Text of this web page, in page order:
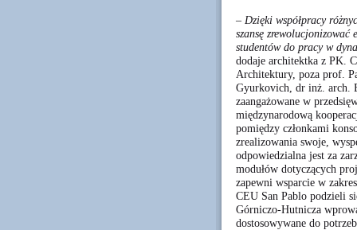
– Dzięki współpracy
szansę
studentów do pracy w
dodaje architektka z PK.
Architektury, poza prof.
Gyurkovich, dr inż. arch.
zaangażowane w
międzynarodową
pomiędzy członkami
zrealizowania swoje,
odpowiedzialna jest za
modułów dotyczących
zapewni wsparcie w
CEU San Pablo podzieli
Górniczo-Hutnicza
dostosowywane do